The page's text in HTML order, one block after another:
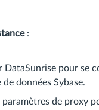
:
DataSunrise pour se
données Sybase.
paramètres de proxy